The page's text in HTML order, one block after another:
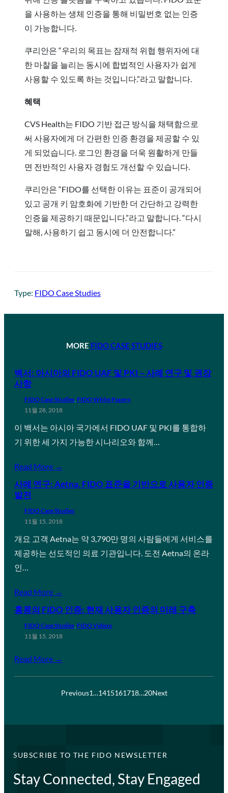
을 사용하는 생체 인증을 통해 비밀번호 없는 인증
이 가능합니다.
쿠리안은 “우리의 목표는 잠재적 위협 행위자에 대
한 마찰을 늘리는 동시에 합법적인 사용자가 쉽게
사용할 수 있도록 하는 것입니다.”라고 말합니다.
혜택
CVS Health는 FIDO 기반 접근 방식을 채택함으로
써 사용자에게 더 간편한 인증 환경을 제공할 수 있
게 되었습니다. 로그인 환경을 더욱 원활하게 만들
면 전반적인 사용자 경험도 개선할 수 있습니다.
쿠리안은 “FIDO를 선택한 이유는 표준이 공개되어
있고 공개 키 암호화에 기반한 더 간단하고 강력한
인증을 제공하기 때문입니다.”라고 말합니다. “다시
말해, 사용하기 쉽고 동시에 더 안전합니다.”
Type: FIDO Case Studies
MORE FIDO CASE STUDIES
백서: 아시아의 FIDO UAF 및 PKI – 사례 연구 및 권장
사항
FIDO Case Studies FIDO White Papers
11월 28, 2018
이 백서는 아시아 국가에서 FIDO UAF 및 PKI를 통합하
기 위한 세 가지 가능한 시나리오와 함께…
Read More →
사례 연구: Aetna, FIDO 표준을 기반으로 사용자 인증
발전
FIDO Case Studies
11월 15, 2018
개요 고객 Aetna는 약 3,790만 명의 사람들에게 서비스를
제공하는 선도적인 의료 기관입니다. 도전 Aetna의 온라
인…
Read More →
홍콩의 FIDO 인증: 현재 사용자 인증의 미래 구축
FIDO Case Studies FIDO Videos
11월 15, 2018
Read More →
Previous1…1415161718…20Next
SUBSCRIBE TO THE FIDO NEWSLETTER
Stay Connected, Stay Engaged